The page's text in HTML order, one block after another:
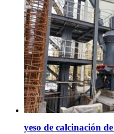
yeso de calcinación